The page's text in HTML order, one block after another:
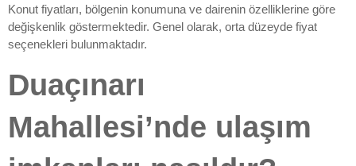
Konut fiyatları, bölgenin konumuna ve dairenin özelliklerine göre
değişkenlik göstermektedir. Genel olarak, orta düzeyde fiyat
seçenekleri bulunmaktadır.
Duaçınarı
Mahallesi’nde ulaşım